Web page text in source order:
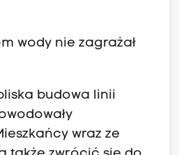
wody nie zagrażał
budowa linii
wraz ze